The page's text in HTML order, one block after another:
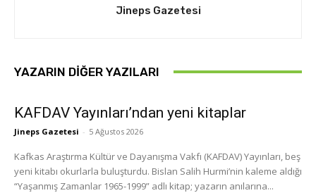
Jineps Gazetesi
YAZARIN DIĞER YAZILARI
KAFDAV Yayınları’ndan yeni kitaplar
Jineps Gazetesi - 5 Ağustos 2026
Kafkas Araştırma Kültür ve Dayanışma Vakfı (KAFDAV) Yayınları, beş
yeni kitabı okurlarla buluşturdu. Bislan Salih Hurmi’nin kaleme aldığı
“Yaşanmış Zamanlar 1965-1999” adlı kitap; yazarın anılarına...